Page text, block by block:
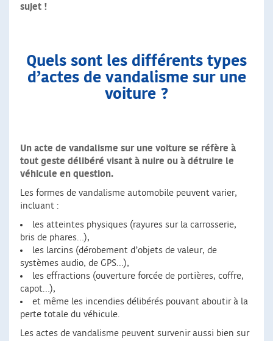
sujet !
Quels sont les différents types
d’actes de vandalisme sur une
voiture ?
Un acte de vandalisme sur une voiture se réfère à
tout geste délibéré visant à nuire ou à détruire le
véhicule en question.
Les formes de vandalisme automobile peuvent varier,
incluant :
les atteintes physiques (rayures sur la carrosserie,
bris de phares…),
les larcins (dérobement d’objets de valeur, de
systèmes audio, de GPS…),
les effractions (ouverture forcée de portières, coffre,
capot…),
et même les incendies délibérés pouvant aboutir à la
perte totale du véhicule.
Les actes de vandalisme peuvent survenir aussi bien sur